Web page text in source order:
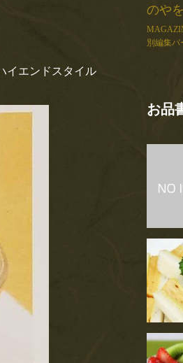
イエンドスタイル
のや
別編集
お品